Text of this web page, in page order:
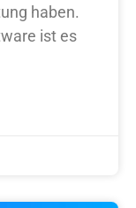
haben.
ist es